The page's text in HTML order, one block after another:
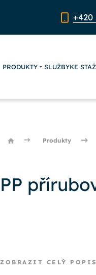
+420
PRODUKTY SLUŽBYKE
Produkty
PP
ZOBRAZIT CELÝ POPIS